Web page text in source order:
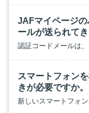
JAFマイページ
ールが送られてき
認証コードメールは、
スマートフォン
きが必要ですか。
新しいスマートフォン